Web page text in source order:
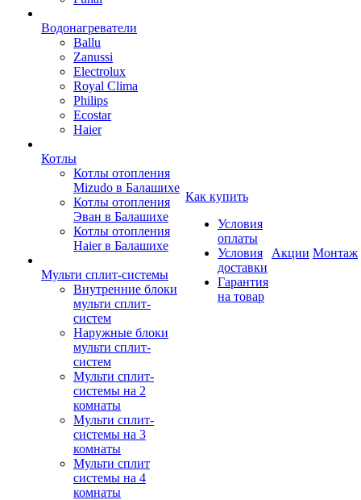
Водонагреватели
Ballu
Zanussi
Electrolux
Royal Clima
Philips
Ecostar
Haier
Котлы
Котлы отопления
Mizudo в Балашихе
Котлы отопления
Эван в Балашихе
Котлы отопления
Haier в Балашихе
Мульти сплит-системы
Внутренние блоки
мульти сплит-
систем
Наружные блоки
мульти сплит-
систем
Мульти сплит-
системы на 2
комнаты
Мульти сплит-
системы на 3
комнаты
Мульти сплит
системы на 4
комнаты
Как купить
Условия
оплаты
Условия
доставки
Гарантия
на товар
Акции Монтаж